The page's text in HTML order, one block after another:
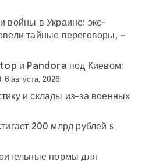
войны в Украине: экс-
тайные переговоры, —
и Pandora под Киевом:
6 августа, 2026
и склады из-за военных
200 млрд рублей 5
нормы для